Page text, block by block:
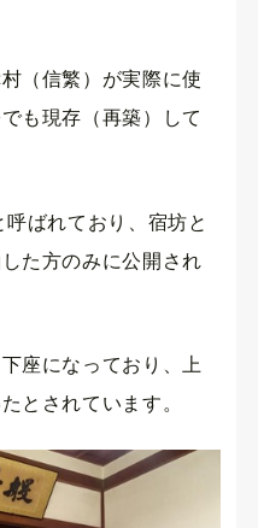
（信繁）が実際に使
も現存（再築）して
ばれており、宿坊と
た方のみに公開され
座になっており、上
とされています。